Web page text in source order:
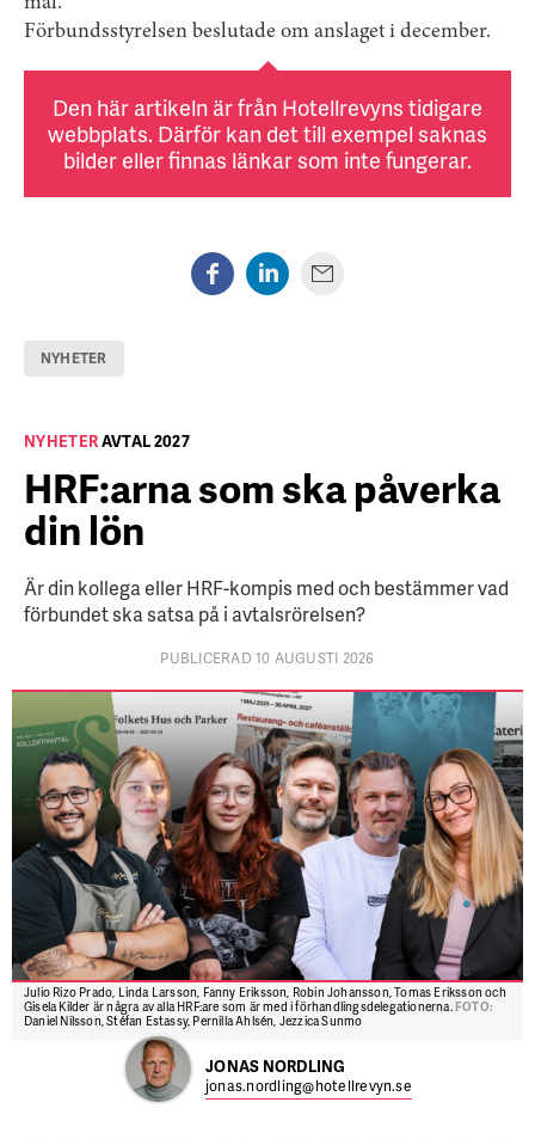
Förbundsstyrelsen beslutade om anslaget i december.
Den här artikeln är från Hotellrevyns tidigare
webbplats. Därför kan det till exempel saknas
bilder eller finnas länkar som inte fungerar.
NYHETER
NYHETERAVTAL 2027
HRF:arna som ska påverka
din lön
Är din kollega eller HRF-kompis med och bestämmer vad
förbundet ska satsa på i avtalsrörelsen?
PUBLICERAD 10 AUGUSTI 2026
Julio Rizo Prado, Linda Larsson, Fanny Eriksson, Robin Johansson, Tomas Eriksson och
Gisela Kilder är några av alla HRF:are som är med i förhandlingsdelegationerna.FOTO:
Daniel Nilsson, Stéfan Estassy, Pernilla Ahlsén, Jezzica Sunmo
JONAS NORDLING
jonas.nordling@hotellrevyn.se